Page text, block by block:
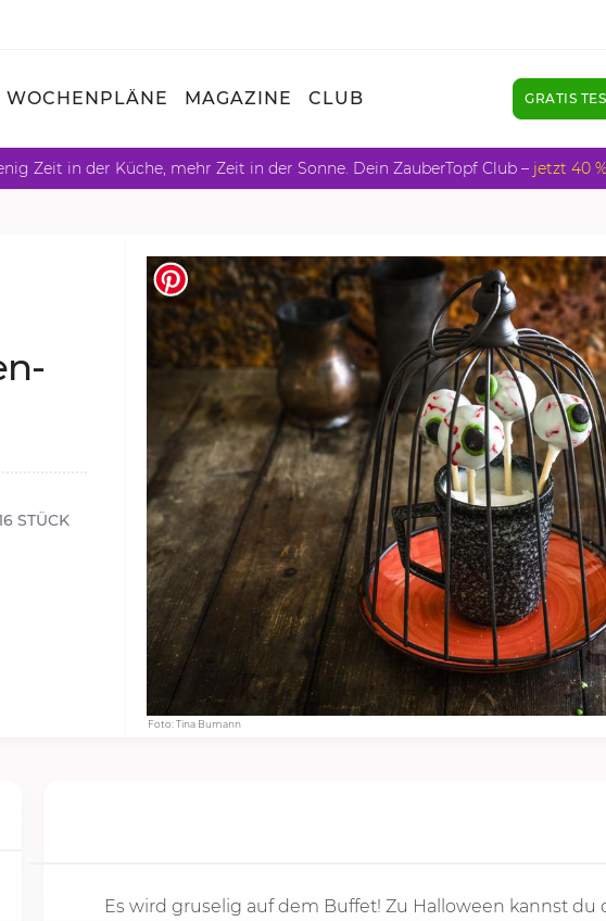
WOCHENPLÄNE MAGAZINE CLUB GRATIS
Zeit in der Küche, mehr Zeit in der Sonne. Dein ZauberTopf Club – jetzt 40
Foto: Tina Bumann
STÜCK
Es wird gruselig auf dem Buffet! Zu Halloween kannst du